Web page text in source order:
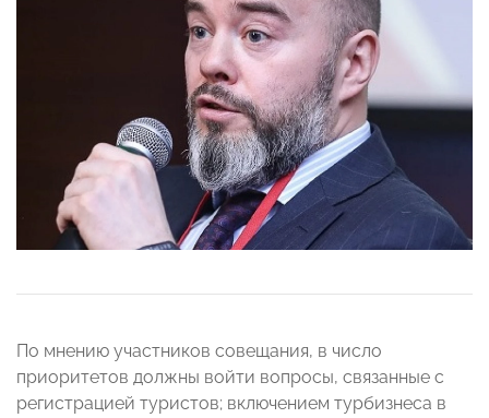
По мнению участников совещания, в число
приоритетов должны войти вопросы, связанные с
регистрацией туристов; включением турбизнеса в